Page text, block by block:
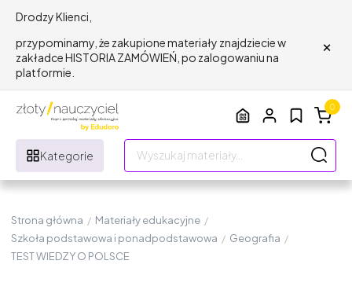
Drodzy Klienci,
przypominamy, że zakupione materiały znajdziecie w
zakładce HISTORIA ZAMÓWIEŃ, po zalogowaniu na
platformie.
×
Kategorie
0
Strona główna / Materiały edukacyjne /
Szkoła podstawowa i ponadpodstawowa / Geografia /
TEST WIEDZY O POLSCE